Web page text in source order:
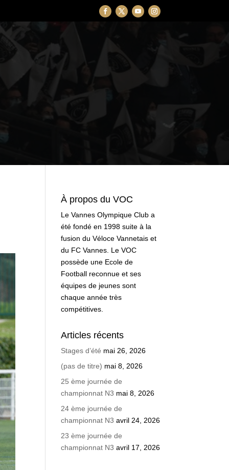
À propos du VOC
Le Vannes Olympique Club a
été fondé en 1998 suite à la
fusion du Véloce Vannetais et
du FC Vannes. Le VOC
possède une Ecole de
Football reconnue et ses
équipes de jeunes sont
chaque année très
compétitives.
Articles récents
Stages d’été mai 26, 2026
(pas de titre) mai 8, 2026
25 ème journée de
championnat N3 mai 8, 2026
24 ème journée de
championnat N3 avril 24, 2026
23 ème journée de
championnat N3 avril 17, 2026